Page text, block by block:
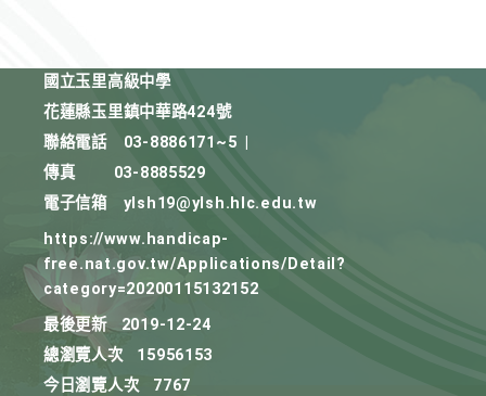
國立玉里高級中學
花蓮縣玉里鎮中華路424號
聯絡電話
03-8886171~5
傳真
03-8885529
電子信箱
ylsh19@ylsh.hlc.edu.tw
https://www.handicap-
free.nat.gov.tw/Applications/Detail?
category=20200115132152
最後更新
2019-12-24
總瀏覽人次
15956153
今日瀏覽人次
7767